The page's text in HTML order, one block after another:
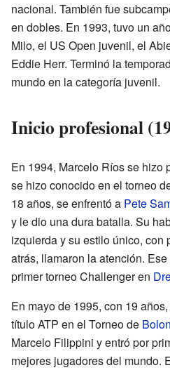
nacional. También fue
en dobles. En 1993, tuvo un
Milo, el US Open juvenil, el
Eddie Herr. Terminó la
mundo en la categoría juvenil.
Inicio profesional
En 1994, Marcelo Ríos se hizo
se hizo conocido en el torneo
18 años, se enfrentó a Pete
y le dio una dura batalla. Su
izquierda y su estilo único, con
atrás, llamaron la atención.
primer torneo Challenger en
En mayo de 1995, con 19
título ATP en el Torneo de
Marcelo Filippini y entró por
mejores jugadores del mundo.